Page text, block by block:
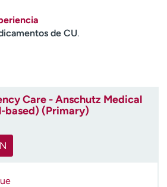
Noticias e historias
de CU.
Care - Anschutz Medical
based) (Primary)